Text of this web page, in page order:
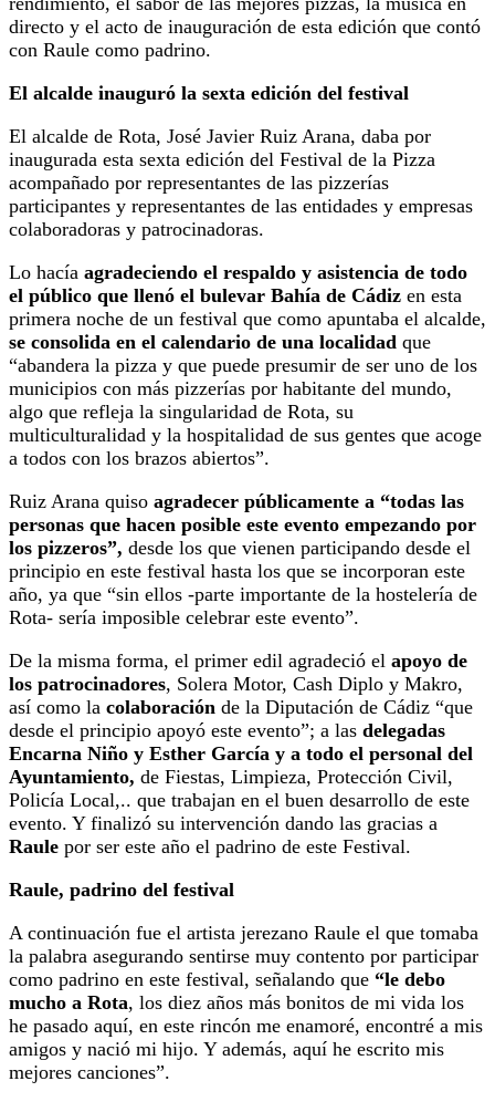
directo y el acto de inauguración de esta edición que contó
con Raule como padrino.
El alcalde inauguró la sexta edición del festival
El alcalde de Rota, José Javier Ruiz Arana, daba por
inaugurada esta sexta edición del Festival de la Pizza
acompañado por representantes de las pizzerías
participantes y representantes de las entidades y empresas
colaboradoras y patrocinadoras.
Lo hacía agradeciendo el respaldo y asistencia de todo
el público que llenó el bulevar Bahía de Cádiz en esta
primera noche de un festival que como apuntaba el alcalde,
se consolida en el calendario de una localidad que
“abandera la pizza y que puede presumir de ser uno de los
municipios con más pizzerías por habitante del mundo,
algo que refleja la singularidad de Rota, su
multiculturalidad y la hospitalidad de sus gentes que acoge
a todos con los brazos abiertos”.
Ruiz Arana quiso agradecer públicamente a “todas las
personas que hacen posible este evento empezando por
los pizzeros”, desde los que vienen participando desde el
principio en este festival hasta los que se incorporan este
año, ya que “sin ellos -parte importante de la hostelería de
Rota- sería imposible celebrar este evento”.
De la misma forma, el primer edil agradeció el apoyo de
los patrocinadores, Solera Motor, Cash Diplo y Makro,
así como la colaboración de la Diputación de Cádiz “que
desde el principio apoyó este evento”; a las delegadas
Encarna Niño y Esther García y a todo el personal del
Ayuntamiento, de Fiestas, Limpieza, Protección Civil,
Policía Local,.. que trabajan en el buen desarrollo de este
evento. Y finalizó su intervención dando las gracias a
Raule por ser este año el padrino de este Festival.
Raule, padrino del festival
A continuación fue el artista jerezano Raule el que tomaba
la palabra asegurando sentirse muy contento por participar
como padrino en este festival, señalando que “le debo
mucho a Rota, los diez años más bonitos de mi vida los
he pasado aquí, en este rincón me enamoré, encontré a mis
amigos y nació mi hijo. Y además, aquí he escrito mis
mejores canciones”.